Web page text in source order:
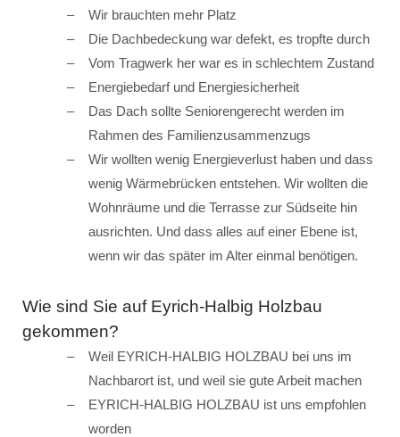
Wir brauchten mehr Platz
Die Dachbedeckung war defekt, es tropfte durch
Vom Tragwerk her war es in schlechtem Zustand
Energiebedarf und Energiesicherheit
Das Dach sollte Seniorengerecht werden im
Rahmen des Familienzusammenzugs
Wir wollten wenig Energieverlust haben und dass
wenig Wärmebrücken entstehen. Wir wollten die
Wohnräume und die Terrasse zur Südseite hin
ausrichten. Und dass alles auf einer Ebene ist,
wenn wir das später im Alter einmal benötigen.
Wie sind Sie auf Eyrich-Halbig Holzbau
gekommen?
Weil EYRICH-HALBIG HOLZBAU bei uns im
Nachbarort ist, und weil sie gute Arbeit machen
EYRICH-HALBIG HOLZBAU ist uns empfohlen
worden